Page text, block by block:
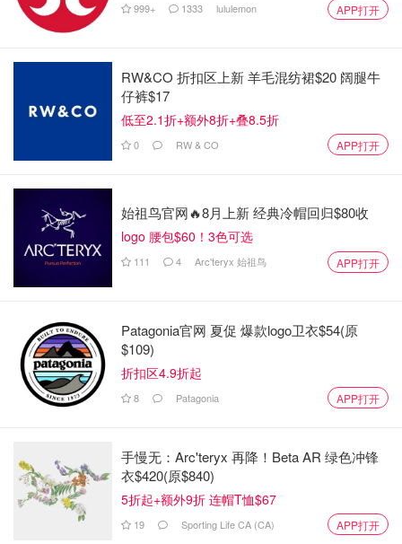
999+ 1333 lululemon APP打开
RW&CO 折扣区上新 羊毛混纺裙$20 阔腿牛
仔裤$17
低至2.1折+额外8折+叠8.5折
0 RW & CO APP打开
始祖鸟官网🔥8月上新 经典冷帽回归$80收
logo 腰包$60！3色可选
111 4 Arc'teryx 始祖鸟 APP打开
Patagonia官网 夏促 爆款logo卫衣$54(原
$109)
折扣区4.9折起
8 Patagonia APP打开
手慢无：Arc'teryx 再降！Beta AR 绿色冲锋
衣$420(原$840)
5折起+额外9折 连帽T恤$67
19 Sporting Life CA (CA) APP打开